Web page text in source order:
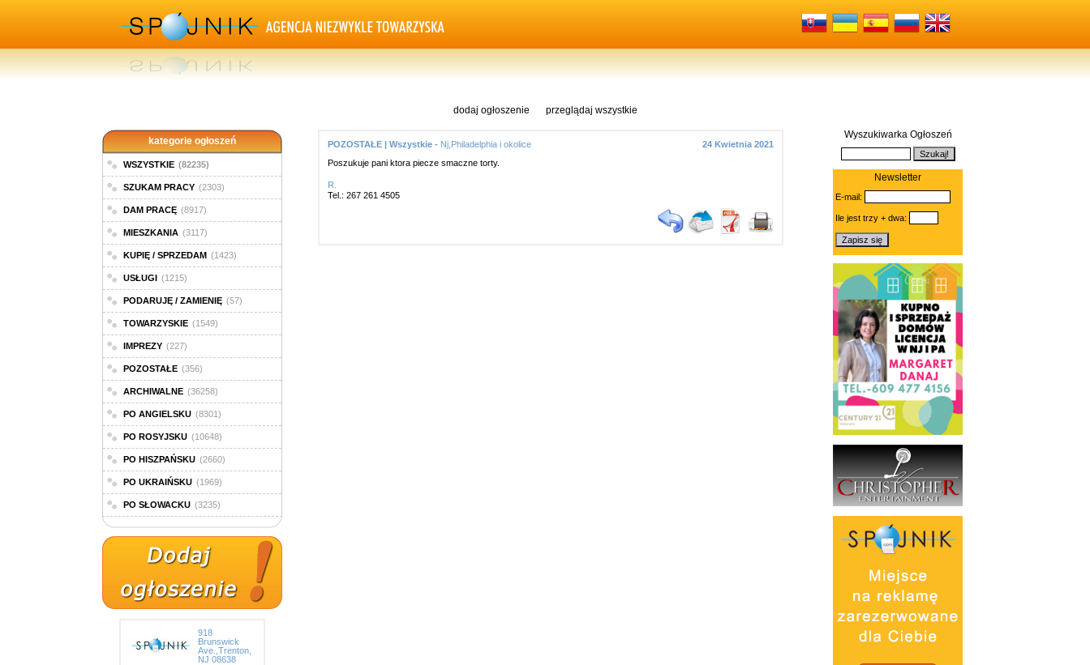
dodaj ogłoszenie przeglądaj wszystkie
kategorie ogłoszeń
WSZYSTKIE (82235)
SZUKAM PRACY (2303)
DAM PRACĘ (8917)
MIESZKANIA (3117)
KUPIĘ / SPRZEDAM (1423)
USŁUGI (1215)
PODARUJĘ / ZAMIENIĘ (57)
TOWARZYSKIE (1549)
IMPREZY (227)
POZOSTAŁE (356)
ARCHIWALNE (36258)
PO ANGIELSKU (8301)
PO ROSYJSKU (10648)
PO HISZPAŃSKU (2660)
PO UKRAIŃSKU (1969)
PO SŁOWACKU (3235)
918
Brunswick
Ave.,Trenton,
NJ 08638
POZOSTAŁE | Wszystkie - Nj,Philadelphia i okolice
24 Kwietnia 2021
Poszukuje pani ktora piecze smaczne torty.
R.
Tel.: 267 261 4505
Wyszukiwarka Ogłoszeń
Newsletter
E-mail:
Ile jest trzy + dwa: